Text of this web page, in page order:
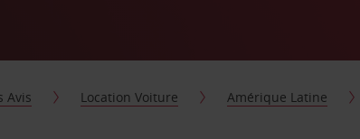
Avis Location Voiture Amérique Latine